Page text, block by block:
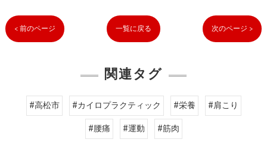
< 前のページ 一覧に戻る 次のページ >
関連タグ
#高松市 #カイロプラクティック #栄養
#肩こり
#腰痛
#運動 #筋肉